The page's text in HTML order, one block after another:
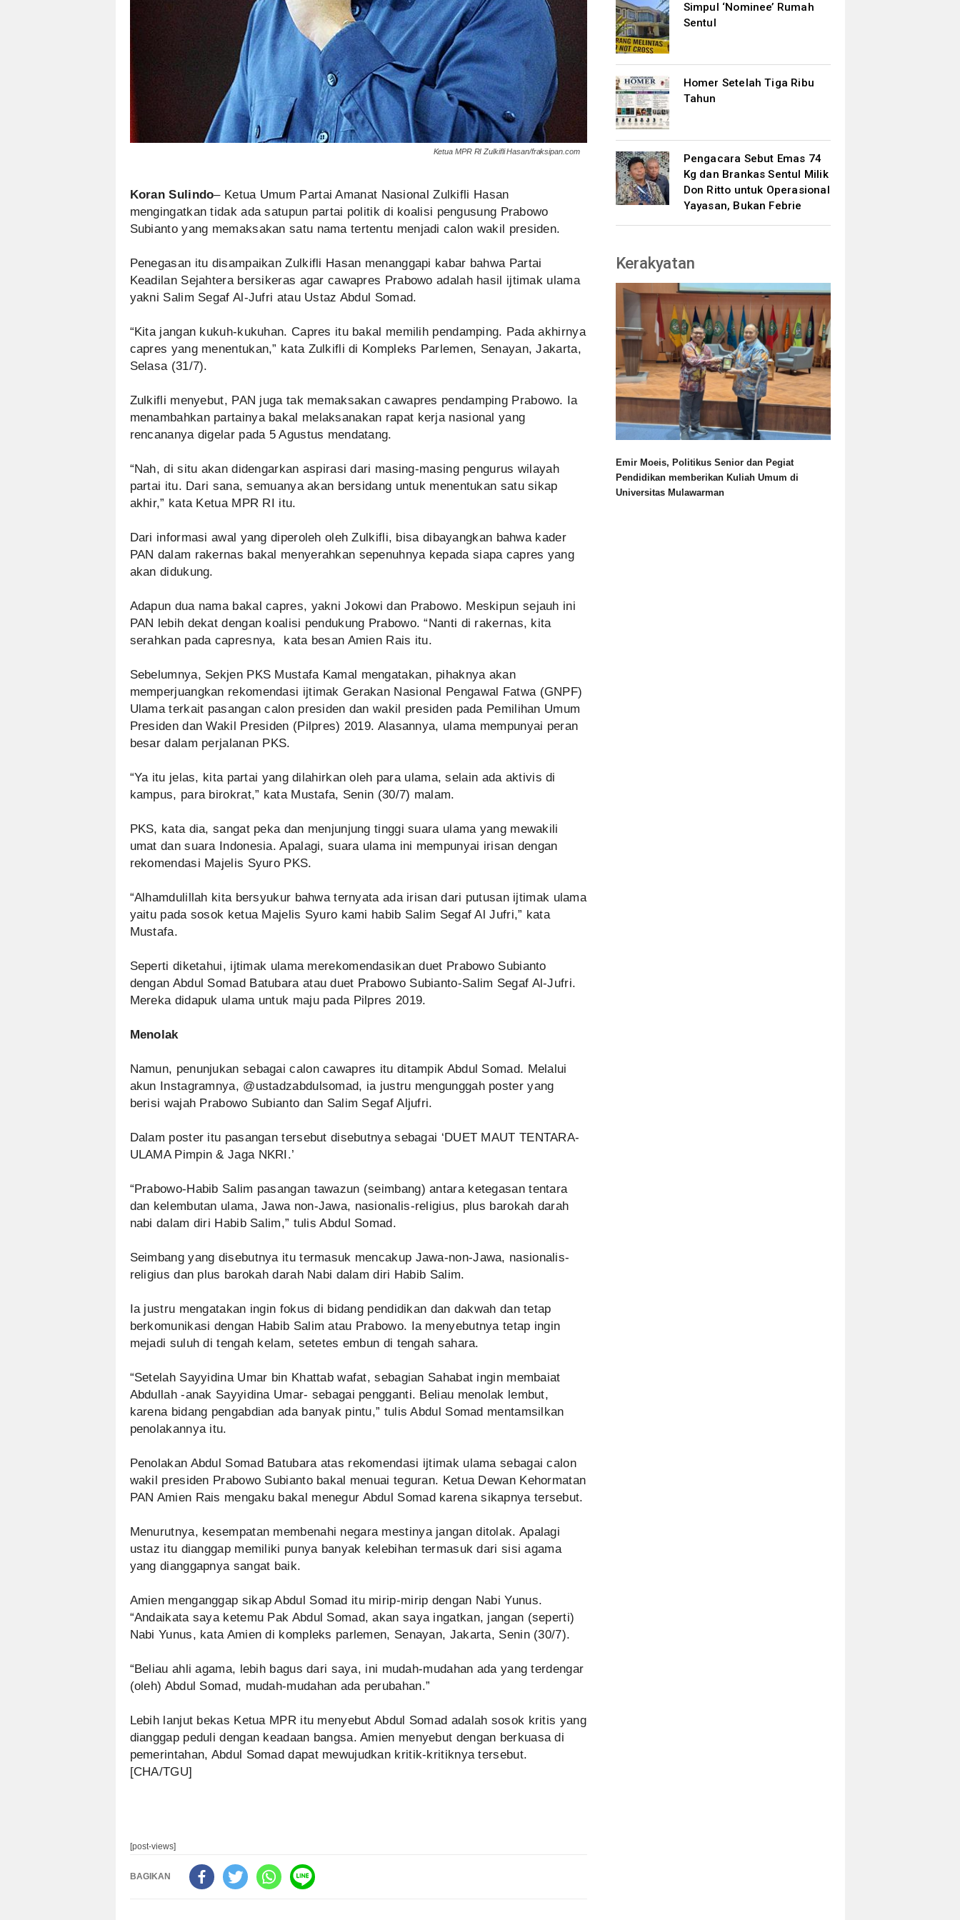
Ketua MPR RI Zulkifli Hasan/fraksipan.com
Koran Sulindo– Ketua Umum Partai Amanat Nasional Zulkifli Hasan
mengingatkan tidak ada satupun partai politik di koalisi pengusung Prabowo
Subianto yang memaksakan satu nama tertentu menjadi calon wakil presiden.
Penegasan itu disampaikan Zulkifli Hasan menanggapi kabar bahwa Partai
Keadilan Sejahtera bersikeras agar cawapres Prabowo adalah hasil ijtimak ulama
yakni Salim Segaf Al-Jufri atau Ustaz Abdul Somad.
“Kita jangan kukuh-kukuhan. Capres itu bakal memilih pendamping. Pada akhirnya
capres yang menentukan,” kata Zulkifli di Kompleks Parlemen, Senayan, Jakarta,
Selasa (31/7).
Zulkifli menyebut, PAN juga tak memaksakan cawapres pendamping Prabowo. Ia
menambahkan partainya bakal melaksanakan rapat kerja nasional yang
rencananya digelar pada 5 Agustus mendatang.
“Nah, di situ akan didengarkan aspirasi dari masing-masing pengurus wilayah
partai itu. Dari sana, semuanya akan bersidang untuk menentukan satu sikap
akhir,” kata Ketua MPR RI itu.
Dari informasi awal yang diperoleh oleh Zulkifli, bisa dibayangkan bahwa kader
PAN dalam rakernas bakal ‎menyerahkan sepenuhnya kepada siapa capres yang
akan didukung.
Adapun dua nama bakal capres, yakni Jokowi dan Prabowo. Meskipun sejauh ini
PAN lebih dekat dengan koalisi pendukung Prabowo. “Nanti di rakernas, kita
serahkan pada capresnya, kata besan Amien Rais itu.
Sebelumnya, Sekjen PKS Mustafa Kamal mengatakan, pihaknya akan
memperjuangkan rekomendasi ijtimak Gerakan Nasional Pengawal Fatwa (GNPF)
Ulama terkait pasangan calon presiden dan wakil presiden pada Pemilihan Umum
Presiden dan Wakil Presiden (Pilpres) 2019. Alasannya, ulama mempunyai peran
besar dalam perjalanan PKS.
“Ya itu jelas, kita partai yang dilahirkan oleh para ulama, selain ada aktivis di
kampus, para birokrat,” kata Mustafa, Senin (30/7) malam.
PKS, kata dia, sangat peka dan menjunjung tinggi suara ulama yang mewakili
umat dan suara Indonesia. Apalagi, suara ulama ini mempunyai irisan dengan
rekomendasi Majelis Syuro PKS.
“Alhamdulillah kita bersyukur bahwa ternyata ada irisan dari putusan ijtimak ulama
yaitu pada sosok ketua Majelis Syuro kami habib Salim Segaf Al Jufri,” kata
Mustafa.
Seperti diketahui, ijtimak ulama merekomendasikan duet Prabowo Subianto
dengan Abdul Somad Batubara atau duet Prabowo Subianto-Salim Segaf Al-Jufri.
Mereka didapuk ulama untuk maju pada Pilpres 2019.
Menolak
Namun, penunjukan sebagai calon cawapres itu ditampik Abdul Somad. Melalui
akun Instagramnya, @ustadzabdulsomad, ia justru mengunggah poster yang
berisi wajah Prabowo Subianto dan Salim Segaf Aljufri.
Dalam poster itu pasangan tersebut disebutnya sebagai ‘DUET MAUT TENTARA-
ULAMA Pimpin & Jaga NKRI.’
“Prabowo-Habib Salim pasangan tawazun (seimbang) antara ketegasan tentara
dan kelembutan ulama, Jawa non-Jawa, nasionalis-religius, plus barokah darah
nabi dalam diri Habib Salim,” tulis Abdul Somad.
Seimbang yang disebutnya itu termasuk mencakup Jawa-non-Jawa, nasionalis-
religius dan plus barokah darah Nabi dalam diri Habib Salim.
Ia justru mengatakan ingin fokus di bidang pendidikan dan dakwah dan tetap
berkomunikasi dengan Habib Salim atau Prabowo. Ia menyebutnya tetap ingin
mejadi suluh di tengah kelam, setetes embun di tengah sahara.
“Setelah Sayyidina Umar bin Khattab wafat, sebagian Sahabat ingin membaiat
Abdullah -anak Sayyidina Umar- sebagai pengganti. Beliau menolak lembut,
karena bidang pengabdian ada banyak pintu,” tulis Abdul Somad mentamsilkan
penolakannya itu.
Penolakan Abdul Somad Batubara atas rekomendasi ijtimak ulama sebagai calon
wakil presiden Prabowo Subianto bakal menuai teguran. Ketua Dewan Kehormatan
PAN Amien Rais mengaku bakal menegur Abdul Somad karena sikapnya tersebut.
Menurutnya, kesempatan membenahi negara mestinya jangan ditolak. Apalagi
ustaz itu dianggap memiliki punya banyak kelebihan termasuk dari sisi agama
yang dianggapnya sangat baik.
Amien menganggap sikap Abdul Somad itu mirip-mirip dengan Nabi Yunus.
“Andaikata saya ketemu Pak Abdul Somad, akan saya ingatkan, jangan (seperti)
Nabi Yunus, kata Amien di kompleks parlemen, Senayan, Jakarta, Senin (30/7).
“Beliau ahli agama, lebih bagus dari saya, ini mudah-mudahan ada yang terdengar
(oleh) Abdul Somad, mudah-mudahan ada perubahan.”
Lebih lanjut bekas Ketua MPR itu menyebut Abdul Somad adalah sosok kritis yang
dianggap peduli dengan keadaan bangsa. Amien menyebut dengan berkuasa di
pemerintahan, Abdul Somad dapat mewujudkan kritik-kritiknya tersebut.
[CHA/TGU]
[post-views]
BAGIKAN
Simpul ‘Nominee’ Rumah
Sentul
Homer Setelah Tiga Ribu
Tahun
Pengacara Sebut Emas 74
Kg dan Brankas Sentul Milik
Don Ritto untuk Operasional
Yayasan, Bukan Febrie
Kerakyatan
Emir Moeis, Politikus Senior dan Pegiat
Pendidikan memberikan Kuliah Umum di
Universitas Mulawarman